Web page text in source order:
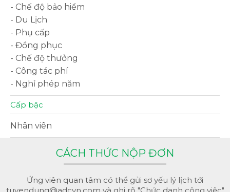
- Chế độ bảo hiểm
- Du Lịch
- Phụ cấp
- Đồng phục
- Chế độ thưởng
- Công tác phí
- Nghỉ phép năm
Cấp bậc
Nhân viên
CÁCH THỨC NỘP ĐƠN
Ứng viên quan tâm có thể gửi sơ yếu lý lịch tới